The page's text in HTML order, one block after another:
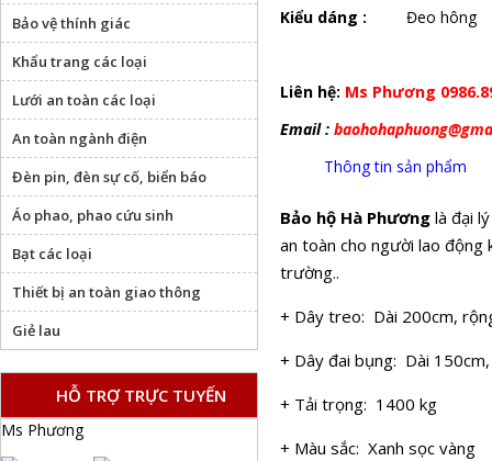
Kiểu dáng : Đeo hông
Liên hệ: Ms Phương
Email :
Thông tin sản phẩm
Bảo hộ Hà Phương là đại
an toàn cho người lao động
trường..
+ Dây treo: Dài 200cm,
+ Dây đai bụng: Dài
+ Tải trọng: 1400 kg
+ Màu sắc: Xanh sọc vàng
Bảo vệ thính giác
Khẩu trang các loại
Lưới an toàn các loại
An toàn ngành điện
Đèn pin, đèn sự cố, biển báo
Áo phao, phao cứu sinh
Bạt các loại
Thiết bị an toàn giao thông
Giẻ lau
HỖ TRỢ TRỰC TUYẾN
Ms Phương